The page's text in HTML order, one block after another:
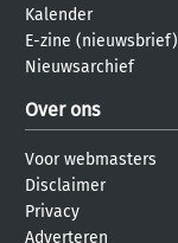
Kalender
E-zine (nieuwsbrief)
Nieuwsarchief
Over ons
Voor webmasters
Disclaimer
Privacy
Adverteren